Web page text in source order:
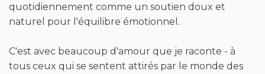
C'est avec beaucoup d'amour que je raconte - à
tous ceux qui se sentent attirés par le monde des
mon fils Micha et moi-même avons créées au fil des
ans.